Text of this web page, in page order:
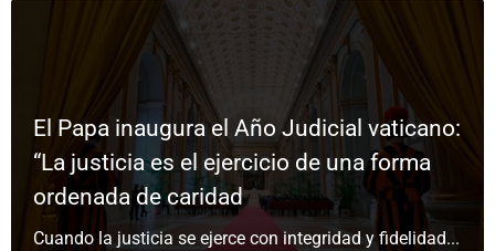
El Papa inaugura el Año Judicial vaticano:
“La justicia es el ejercicio de una forma
ordenada de caridad
Cuando la justicia se ejerce con integridad y fidelidad...